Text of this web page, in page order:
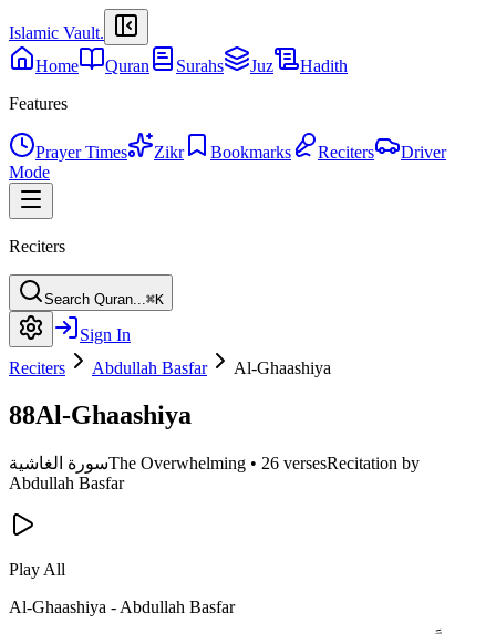
Islamic Vault.
Home
Quran Surahs Juz
Hadith
Features
Prayer Times Zikr Bookmarks Reciters
Driver
Mode
Reciters
Search Quran...⌘K
Sign In
Reciters
Abdullah Basfar Al-Ghaashiya
88Al-Ghaashiya
سورة الغاشيةThe Overwhelming • 26 versesRecitation by
Abdullah Basfar
Play All
Al-Ghaashiya - Abdullah Basfar